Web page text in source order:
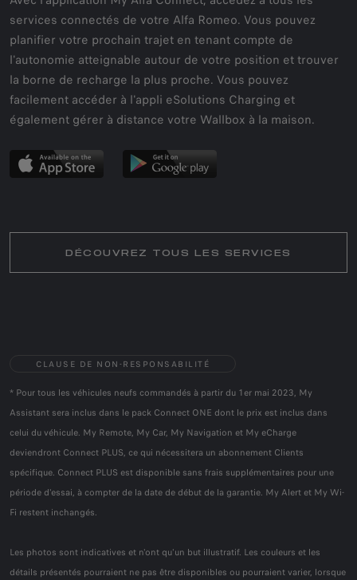
services connectés de votre Alfa Romeo. Vous pouvez
planifier votre prochain trajet en tenant compte de
l'autonomie atteignable autour de votre position et trouver
la borne de recharge la plus proche. Vous pouvez
facilement accéder à l'appli eSolutions Charging et
également gérer à distance votre Wallbox à la maison.
DÉCOUVREZ TOUS LES SERVICES
CLAUSE DE NON-RESPONSABILITÉ
* Pour tous les véhicules neufs commandés à partir du 1er mai 2023, My
Assistant sera inclus dans le pack Connect ONE dont le prix est inclus dans
celui du véhicule. My Remote, My Car, My Navigation et My eCharge
deviendront Connect PLUS, ce qui nécessitera un abonnement Clients
spécifique. Connect PLUS est disponible sans frais supplémentaires pour une
période d'essai, à compter de la date de début de la garantie. My Alert et My Wi-
Fi restent inchangés.
Les photos sont indicatives et n'ont qu'un but illustratif. Les couleurs et les
détails présentés pourraient ne pas être disponibles ou pourraient varier, lorsque